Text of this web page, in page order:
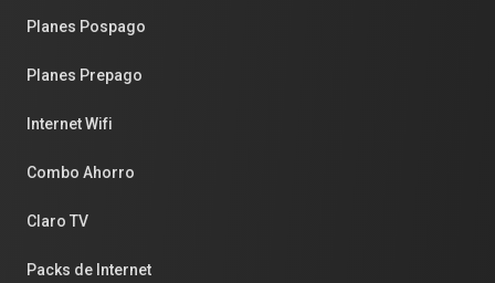
Planes Pospago
Planes Prepago
Internet Wifi
Combo Ahorro
Claro TV
Packs de Internet